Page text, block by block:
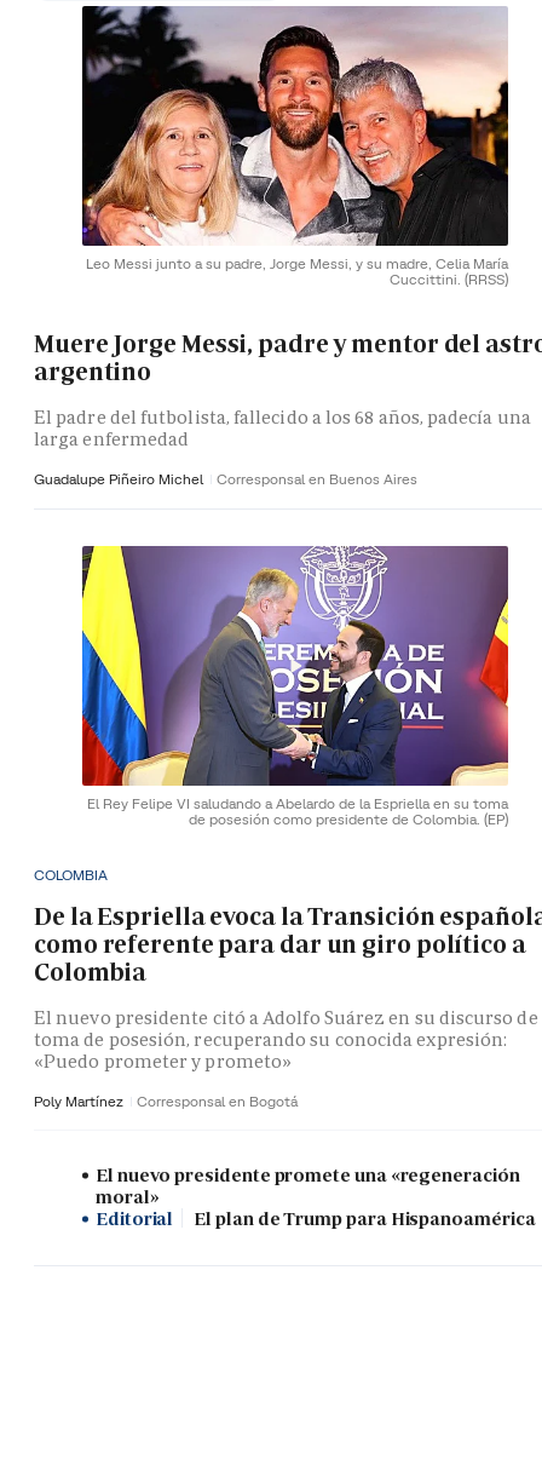
Leo Messi junto a su padre, Jorge Messi, y su madre, Celia María
Cuccittini. (RRSS)
Muere Jorge Messi, padre y mentor del
argentino
El padre del futbolista, fallecido a los 68 años, padecía una
larga enfermedad
Guadalupe Piñeiro Michel Corresponsal en Buenos Aires
El Rey Felipe VI saludando a Abelardo de la Espriella en su toma
de posesión como presidente de Colombia. (EP)
COLOMBIA
De la Espriella evoca la Transición
como referente para dar un giro político a
Colombia
El nuevo presidente citó a Adolfo Suárez en su discurso de
toma de posesión, recuperando su conocida expresión:
«Puedo prometer y prometo»
Poly Martínez Corresponsal en Bogotá
El nuevo presidente promete una «regeneración
moral»
Editorial
El plan de Trump para Hispanoamérica